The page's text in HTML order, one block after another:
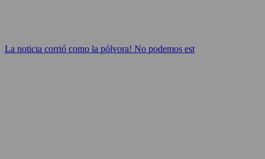
La noticia corrió como la pólvora! No podemos est